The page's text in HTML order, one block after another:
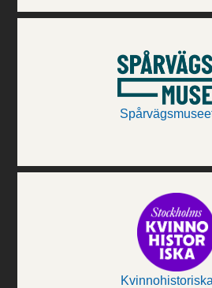
Kvinnohistoriska